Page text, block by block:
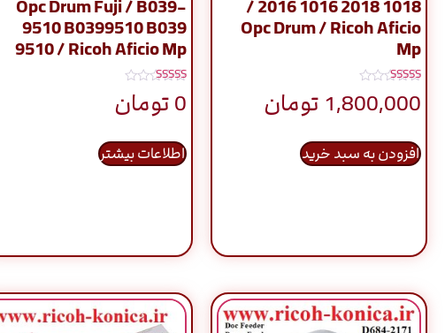
1018 2018 1016 2016 /
Opc Drum / Ricoh Aficio
Mp
نمره
5.00
از 5
1,800,000 تومان
افزودن به سبد خرید
Opc Drum Fuji / B039-
9510 B0399510 B039
9510 / Ricoh Aficio Mp
نمره
5.00
از 5
0تومان
اطلاعات بیشتر